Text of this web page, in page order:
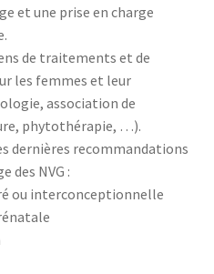
et une prise en charge
de traitements et de
les femmes et leur
association de
phytothérapie, …).
dernières recommandations
des NVG :
ou interconceptionnelle